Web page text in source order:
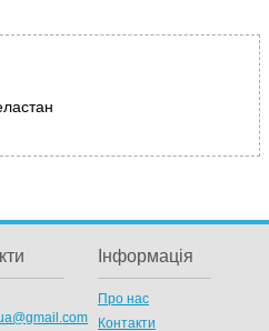
Інформація
Про нас
Контакти